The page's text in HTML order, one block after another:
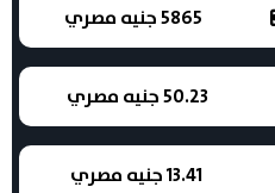
5865 جنيه مصري
50.23 جنيه مصري
13.41 جنيه مصري